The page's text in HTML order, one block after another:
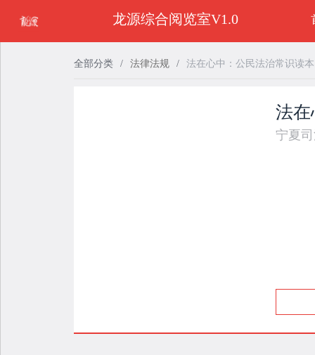
全部分类 / 法律法规 / 法在心中：公民法治常识读本
法在
宁夏
龙源综合阅览室V1.0